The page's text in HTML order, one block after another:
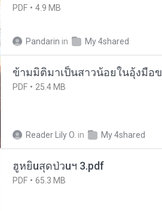
PDF 4.9 MB
Pandarin in My 4shared
ข้ามมิติมาเป็นสาวน้อยในอุ้งมือ
PDF 25.4 MB
Reader Lily O. in My 4shared
ฮูหยิuสุดป่วuฯ 3.pdf
PDF 65.3 MB